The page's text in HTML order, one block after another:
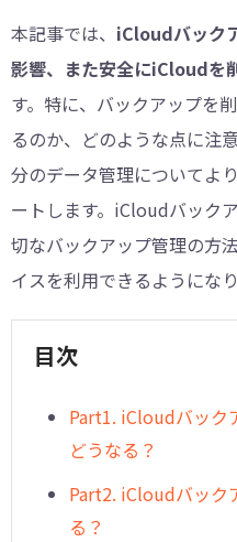
本記事では、 iCloudバック
影響、また安全にiCloudを
す。特に、バックアップを
るのか、どのような点に注
分のデータ管理についてよ
ートします。iCloudバック
切なバックアップ管理の方
イスを利用できるようにな
目次
︎Part1. iCloudバック
どうなる？
Part2. iCloudバック
る？